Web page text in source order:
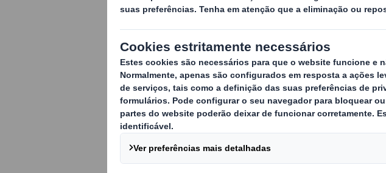
Otimize as
granel com o
As exportações são uma